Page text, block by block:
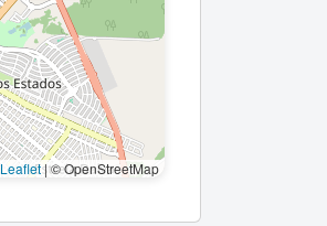
Leaflet|© OpenStreetMap